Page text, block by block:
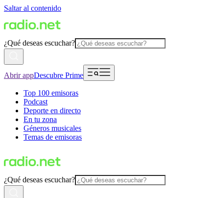
Saltar al contenido
¿Qué deseas escuchar?
Abrir appDescubre Prime
Top 100 emisoras
Podcast
Deporte en directo
En tu zona
Géneros musicales
Temas de emisoras
¿Qué deseas escuchar?